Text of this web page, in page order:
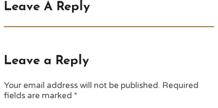
Leave A Reply
Leave a Reply
Your email address will not be published. Required
fields are marked *